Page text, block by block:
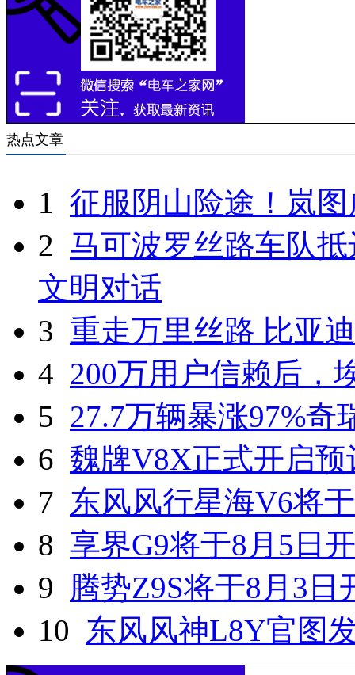
热点文章
1 征服阴山险途！岚
2 马可波罗丝路车队
文明对话
3 重走万里丝路 比亚
4 200万用户信赖后，
5 27.7万辆暴涨97%奇
6 魏牌V8X正式开启
7 东风风行星海V6将
8 享界G9将于8月5日
9 腾势Z9S将于8月3日
10 东风风神L8Y官图